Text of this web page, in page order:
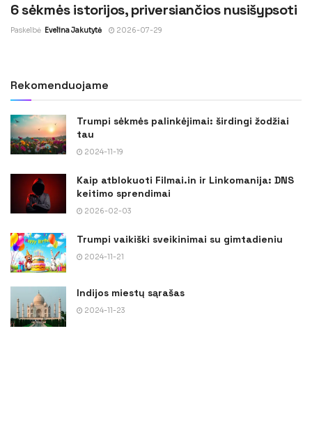
6 sėkmės istorijos, priversiančios nusišypsoti
Paskelbė Evelina Jakutytė 2026-07-29
Rekomenduojame
Trumpi sėkmės palinkėjimai: širdingi žodžiai
tau
2024-11-19
Kaip atblokuoti Filmai.in ir Linkomanija: DNS
keitimo sprendimai
2026-02-03
Trumpi vaikiški sveikinimai su gimtadieniu
2024-11-21
Indijos miestų sąrašas
2024-11-23